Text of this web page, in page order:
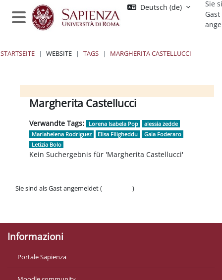
Zum Hauptinhalt
Website-Übersicht
Deutsch ‎(de)‎
Sie
Gast
STARTSEITE WEBSITE TAGS MARGHERITA CASTELLUCCI
Blöcke
Blöcke
Blöcke
BlöckeMargherita Castellucci
Verwandte Tags: Lorena Isabela Pop
alessia zedde
Mariahelena Rodriguez
Elisa Filigheddu
Gaia Foderaro
Letizia Bolo
Kein Suchergebnis für 'Margherita Castellucci'
Sie sind als Gast angemeldet (
)
Informazioni
Portale Sapienza